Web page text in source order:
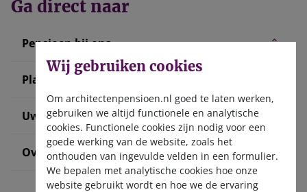
Ga direct naar
Pensioen bij ons
Plan uw pensioen
Uw situatie verandert
Over ons
Wij gebruiken cookies
Om architectenpensioen.nl goed te laten werken,
gebruiken we altijd functionele en analytische
cookies. Functionele cookies zijn nodig voor een
goede werking van de website, zoals het
onthouden van ingevulde velden in een formulier.
We bepalen met analytische cookies hoe onze
website gebruikt wordt en hoe we de ervaring